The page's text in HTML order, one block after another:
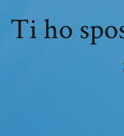
Ti ho